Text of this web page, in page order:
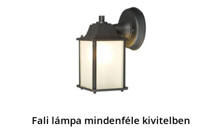
Fali lámpa mindenféle kivitelben